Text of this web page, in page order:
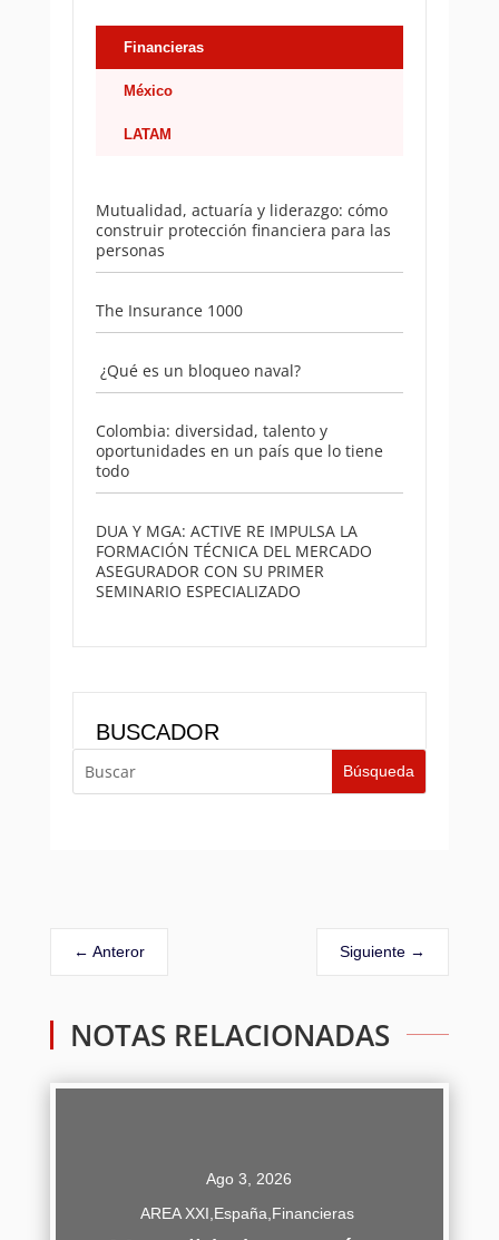
Financieras
México
LATAM
Mutualidad, actuaría y liderazgo: cómo
construir protección financiera para las
personas
The Insurance 1000
¿Qué es un bloqueo naval?
Colombia: diversidad, talento y
oportunidades en un país que lo tiene
todo
DUA Y MGA: ACTIVE RE IMPULSA LA
FORMACIÓN TÉCNICA DEL MERCADO
ASEGURADOR CON SU PRIMER
SEMINARIO ESPECIALIZADO
BUSCADOR
← Anteror Siguiente →
NOTAS RELACIONADAS
Ago 3, 2026
AREA XXI España Financieras